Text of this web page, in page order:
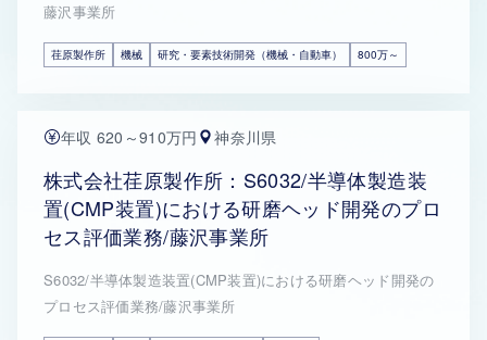
藤沢事業所
荏原製作所 機械 研究・要素技術開発（機械・自動車） 800万～
年収 620～910万円 神奈川県
株式会社荏原製作所：S6032/半導体製造装
置(CMP装置)における研磨ヘッド開発のプロ
セス評価業務/藤沢事業所
S6032/半導体製造装置(CMP装置)における研磨ヘッド開発の
プロセス評価業務/藤沢事業所